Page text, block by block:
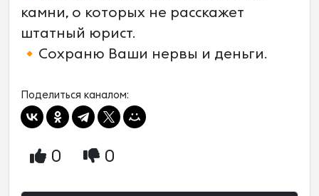
камни, о которых не расскажет
штатный юрист.
🔸Сохраню Ваши нервы и деньги.
Поделиться каналом:
0 0